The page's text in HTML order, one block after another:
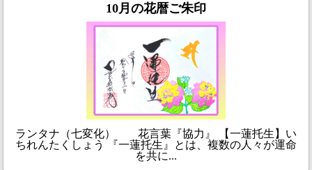
10月の花暦ご朱印
ランタナ（七変化） 花言葉『協力』 【一蓮托生】い
ちれんたくしょう 『一蓮托生』とは、複数の人々が運命
を共に...